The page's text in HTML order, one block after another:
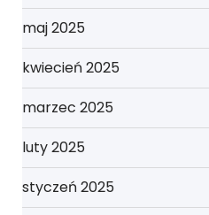
maj 2025
kwiecień 2025
marzec 2025
luty 2025
styczeń 2025